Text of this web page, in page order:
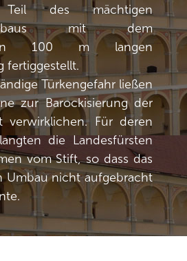
Teil des mächtigen
mit dem
100 m langen
fertiggestellt.
Türkengefahr ließen
zur Barockisierung der
verwirklichen. Für deren
die Landesfürsten
vom Stift, so dass das
Umbau nicht aufgebracht